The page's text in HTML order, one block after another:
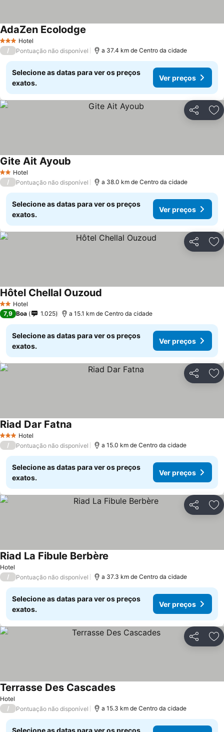
3 EstrelasHotel
AdaZen Ecolodge
/ Pontuação não disponível a 37.4 km de Centro da cidade
Selecione as datas para ver os preços
exatos.
Ver preços
Partilhar
2 Estrelas
Hotel
Gite Ait Ayoub
/ Pontuação não disponível a 38.0 km de Centro da cidade
Selecione as datas para ver os preços
exatos.
Ver preços
Partilhar
2 Estrelas
Hotel
Hôtel Chellal Ouzoud
7,9 Boa 1.025 a 15.1 km de Centro da cidade
Selecione as datas para ver os preços
exatos.
Ver preços
Partilhar
3 EstrelasHotel
Riad Dar Fatna
/ Pontuação não disponível a 15.0 km de Centro da cidade
Selecione as datas para ver os preços
exatos.
Ver preços
Partilhar
Hotel
Riad La Fibule Berbère
/ Pontuação não disponível a 37.3 km de Centro da cidade
Selecione as datas para ver os preços
exatos.
Ver preços
Partilhar
Hotel
Terrasse Des Cascades
/ Pontuação não disponível a 15.3 km de Centro da cidade
Selecione as datas para ver os preços